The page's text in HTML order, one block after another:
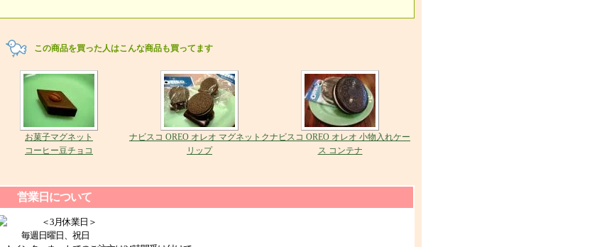
この商品を買った人はこんな商品も買ってます
お菓子マグネット
コーヒー豆チョコ
ナビスコ OREO オレオ マグネットク
リップ
ナビスコ OREO オレオ 小物入れケー
ス コンテナ
営業日について
＜3月休業日＞
毎週日曜日、祝日